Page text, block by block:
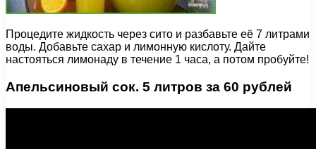
Процедите жидкость через сито и разбавьте её 7 литрами
воды. Добавьте сахар и лимонную кислоту. Дайте
настояться лимонаду в течение 1 часа, а потом пробуйте!
Апельсиновый сок. 5 литров за 60 рублей